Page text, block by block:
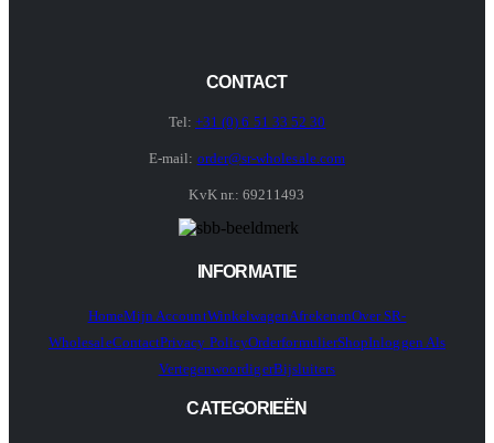
CONTACT
Tel: +31 (0) 6 51 33 52 30
E-mail: order@sr-wholesale.com
KvK nr.: 69211493
INFORMATIE
HomeMijn AccountWinkelwagenAfrekenenOver SR-
WholesaleContactPrivacy PolicyOrderformulierShopInloggen Als
VertegenwoordigerBijsluiters
CATEGORIEËN